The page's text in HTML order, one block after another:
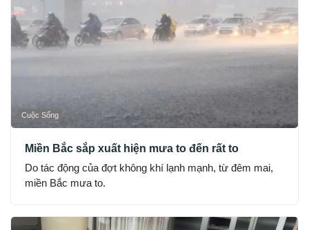
Cuộc Sống
Miền Bắc sắp xuất hiện mưa to đến rất to
Do tác động của đợt không khí lạnh mạnh, từ đêm mai,
miền Bắc mưa to.